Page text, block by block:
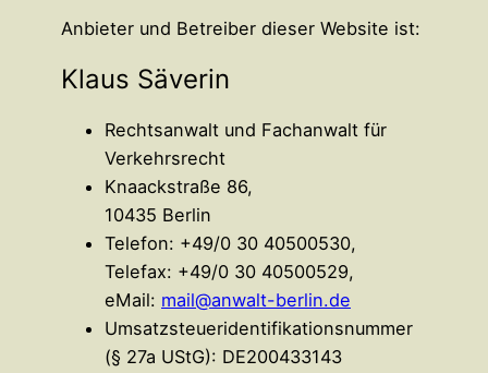
Anbieter und Betreiber dieser Website ist:
Klaus Säverin
Rechtsanwalt und Fachanwalt für
Verkehrsrecht
Knaackstraße 86,
10435 Berlin
Telefon: +49/0 30 40500530,
Telefax: +49/0 30 40500529,
eMail: mail@anwalt-berlin.de
Umsatzsteueridentifikationsnummer
(§ 27a UStG): DE200433143